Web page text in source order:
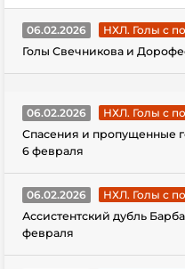
06.02.2026
НХЛ. Голы с
Голы Свечникова и
06.02.2026
НХЛ. Голы с
Спасения и пропущенные
6 февраля
06.02.2026
НХЛ. Голы с
Ассистентский дубль
февраля